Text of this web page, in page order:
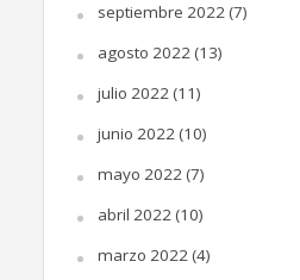
septiembre 2022(7)
agosto 2022(13)
julio 2022(11)
junio 2022(10)
mayo 2022(7)
abril 2022(10)
marzo 2022(4)